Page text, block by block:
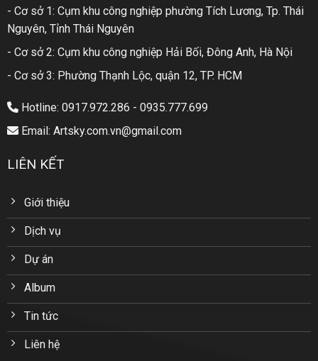
- Cơ sở 1: Cụm khu công nghiệp phường Tích Lương, Tp. Thái
Nguyên, Tỉnh Thái Nguyên
- Cơ sở 2: Cụm khu công nghiệp Hải Bối, Đông Anh, Hà Nội
- Cơ sở 3: Phường Thạnh Lộc, quận 12, TP. HCM
Hotline: 0917.972.286 - 0935.777.699
Email: Artsky.com.vn@gmail.com
LIÊN KẾT
Giới thiệu
Dịch vụ
Dự án
Album
Tin tức
Liên hệ